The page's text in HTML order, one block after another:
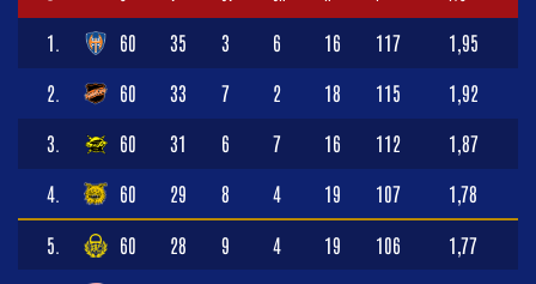
1. 60 35 3 6 16 117 1,95
2. 60 33 7 2 18 115 1,92
3. 60 31 6 7 16 112 1,87
4. 60 29 8 4 19 107 1,78
5. 60 28 9 4 19 106 1,77